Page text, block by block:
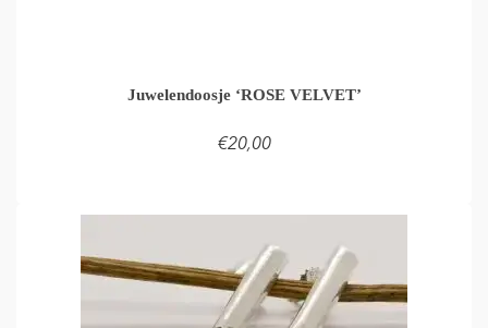
Juwelendoosje ‘ROSE VELVET’
€20,00